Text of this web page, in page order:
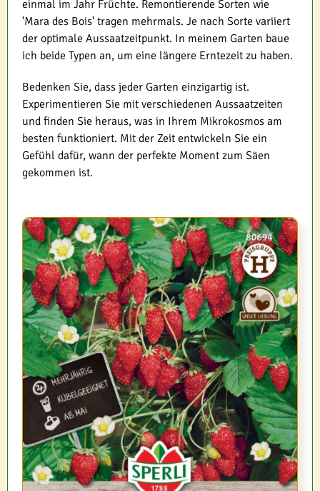
einmal im Jahr Früchte. Remontierende Sorten wie
'Mara des Bois' tragen mehrmals. Je nach Sorte variiert
der optimale Aussaatzeitpunkt. In meinem Garten baue
ich beide Typen an, um eine längere Erntezeit zu haben.
Bedenken Sie, dass jeder Garten einzigartig ist.
Experimentieren Sie mit verschiedenen Aussaatzeiten
und finden Sie heraus, was in Ihrem Mikrokosmos am
besten funktioniert. Mit der Zeit entwickeln Sie ein
Gefühl dafür, wann der perfekte Moment zum Säen
gekommen ist.